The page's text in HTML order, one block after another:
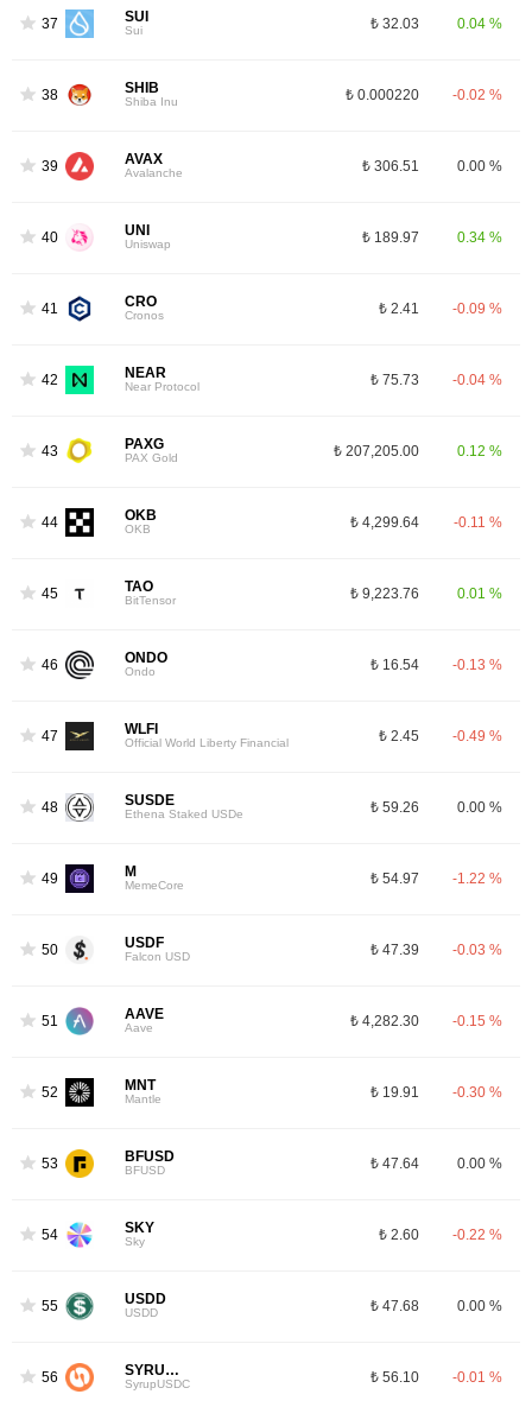
37 SUI
Sui ₺ 32.03 0.04 %
38 SHIB
Shiba Inu ₺ 0.000220 -0.02 %
39 AVAX
Avalanche ₺ 306.51 0.00 %
40 UNI
Uniswap ₺ 189.97 0.34 %
41 CRO
Cronos ₺ 2.41 -0.09 %
42 NEAR
Near Protocol ₺ 75.73 -0.04 %
43 PAXG
PAX Gold ₺ 207,205.00 0.12 %
44 OKB
OKB ₺ 4,299.64 -0.11 %
45 TAO
BitTensor ₺ 9,223.76 0.01 %
46 ONDO
Ondo ₺ 16.54 -0.13 %
47 WLFI
Official World Liberty Financial ₺ 2.45 -0.49 %
48 SUSDE
Ethena Staked USDe ₺ 59.26 0.00 %
49 M
MemeCore ₺ 54.97 -1.22 %
50 USDF
Falcon USD ₺ 47.39 -0.03 %
51 AAVE
Aave ₺ 4,282.30 -0.15 %
52 MNT
Mantle ₺ 19.91 -0.30 %
53 BFUSD
BFUSD ₺ 47.64 0.00 %
54 SKY
Sky ₺ 2.60 -0.22 %
55 USDD
USDD ₺ 47.68 0.00 %
56 SYRUPUSDC
SyrupUSDC ₺ 56.10 -0.01 %